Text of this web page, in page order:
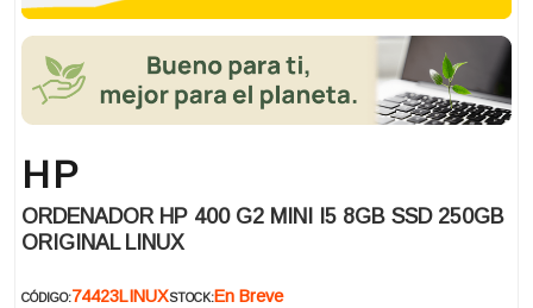
HP
ORDENADOR HP 400 G2 MINI I5 8GB SSD 250GB
ORIGINAL LINUX
CÓDIGO:74423LINUXSTOCK:En Breve